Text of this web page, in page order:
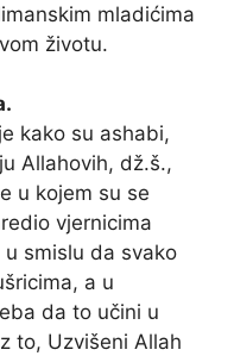
mladićima
životu.
kako su ashabi,
Allahovih, dž.š.,
u kojem su se
vjernicima
smislu da svako
a u
da to učini u
to, Uzvišeni Allah